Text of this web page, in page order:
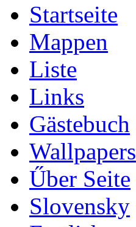
Startseite
Mappen
Liste
Links
Gästebuch
Wallpapers
Űber Seite
Slovensky